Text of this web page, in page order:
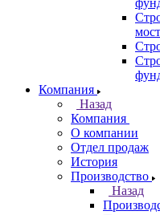
Компания
Назад
Компания
О компании
Отдел продаж
История
Производство
Назад